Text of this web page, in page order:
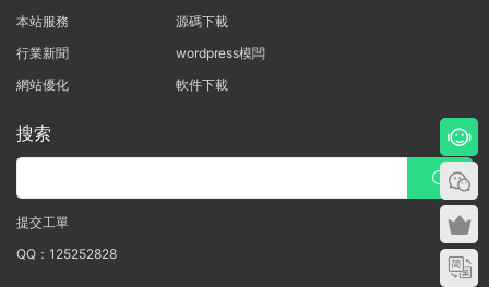
本站服務
行業新聞
網站優化
源碼下載
wordpress模闆
軟件下載
搜索
提交工單
QQ：125252828